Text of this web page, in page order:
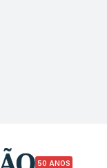
50 ANOS